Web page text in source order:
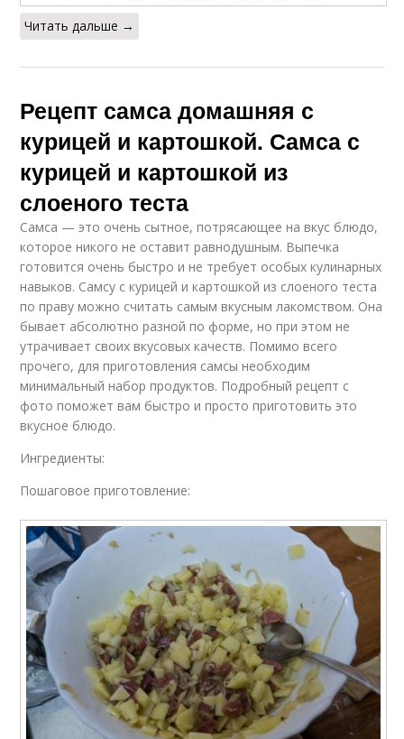
Читать дальше →
Рецепт самса домашняя с
курицей и картошкой. Самса с
курицей и картошкой из
слоеного теста
Самса — это очень сытное, потрясающее на вкус блюдо,
которое никого не оставит равнодушным. Выпечка
готовится очень быстро и не требует особых кулинарных
навыков. Самсу с курицей и картошкой из слоеного теста
по праву можно считать самым вкусным лакомством. Она
бывает абсолютно разной по форме, но при этом не
утрачивает своих вкусовых качеств. Помимо всего
прочего, для приготовления самсы необходим
минимальный набор продуктов. Подробный рецепт с
фото поможет вам быстро и просто приготовить это
вкусное блюдо.
Ингредиенты:
Пошаговое приготовление: